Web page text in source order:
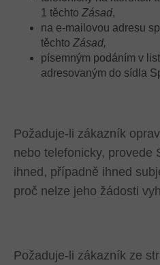
1 těchto Zásad,
na e-mailovou adresu
těchto Zásad,
písemným podáním v
adresovaným do sídla
Požaduje-li zákazník
nebo telefonicky, provede
ihned, případně ihned
proč nelze jeho žádosti
Požaduje-li zákazník ze